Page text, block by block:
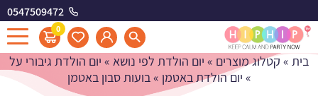
0547509472
0
בועות סבון באטמן
בית » קטלוג מוצרים » יום הולדת לפי נושא » יום הולדת גיבורי על
» יום הולדת באטמן »בועות סבון באטמן